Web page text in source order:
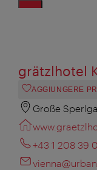
grätzlhotel
AGGIUNGERE
Große
+43 1 208 39